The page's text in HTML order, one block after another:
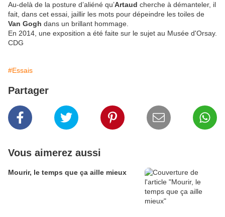
Au-delà de la posture d’aliéné qu’Artaud cherche à démanteler, il
fait, dans cet essai, jaillir les mots pour dépeindre les toiles de
Van Gogh dans un brillant hommage.
En 2014, une exposition a été faite sur le sujet au Musée d'Orsay.
CDG
#Essais
Partager
Vous aimerez aussi
Mourir, le temps que ça aille mieux